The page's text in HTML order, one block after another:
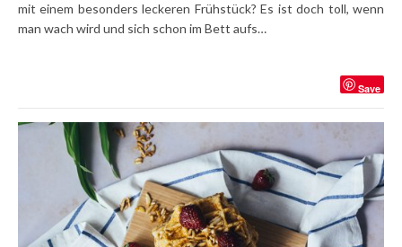
mit einem besonders leckeren Frühstück? Es ist doch toll, wenn
man wach wird und sich schon im Bett aufs…
Save